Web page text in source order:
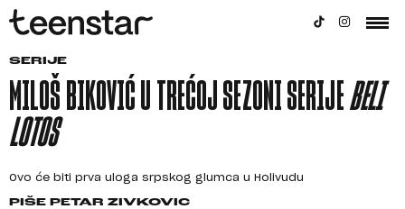
SERIJE
MILOŠ BIKOVIĆ U TREĆOJ SEZONI SERIJEBELI
LOTOS
Ovo će biti prva uloga srpskog glumca u Holivudu
PIŠE PETAR ZIVKOVIC